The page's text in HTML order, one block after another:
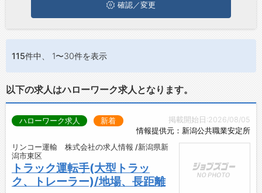
確認／変更
115件中、 1〜30件を表示
以下の求人はハローワーク求人となります。
掲載開始日:2026/08/05
情報提供元：新潟公共職業安定所
ハローワーク求人 新着
リンコー運輸 株式会社の求人情報 /新潟県新
潟市東区
トラック運転手(大型トラッ
ク、トレーラー)/地場、長距離